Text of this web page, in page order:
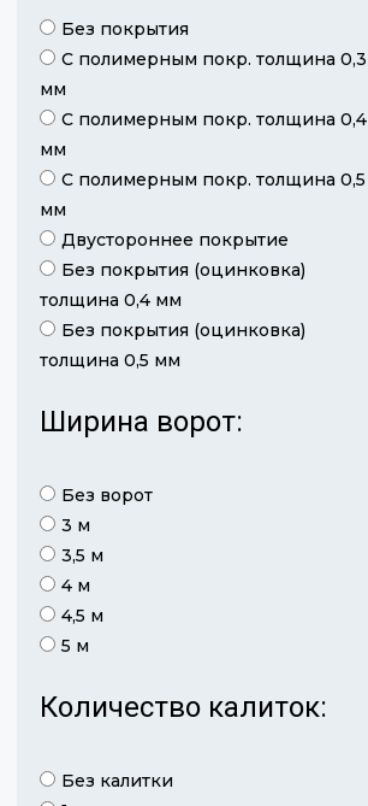
Без покрытия
С полимерным покр. толщина 0,3
мм
С полимерным покр. толщина 0,4
мм
С полимерным покр. толщина 0,5
мм
Двустороннее покрытие
Без покрытия (оцинковка)
толщина 0,4 мм
Без покрытия (оцинковка)
толщина 0,5 мм
Ширина ворот:
Без ворот
3 м
3,5 м
4 м
4,5 м
5 м
Количество калиток:
Без калитки